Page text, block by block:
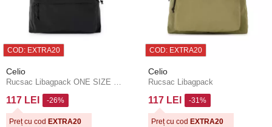
COD: EXTRA20
Celio
Rucsac Libagpack ONE SIZE Celio
117 LEI -26%
Preț cu cod EXTRA20
COD: EXTRA20
Celio
Rucsac Libagpack
117 LEI -31%
Preț cu cod EXTRA20